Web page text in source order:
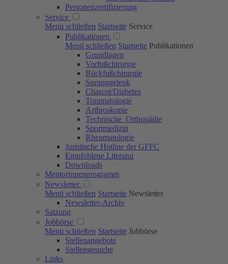
Personenzertifizierung
Service
Menü schließen Startseite Service
Publikationen
Menü schließen Startseite Publikationen
Grundlagen
Vorfußchirurgie
Rückfußchirurgie
Sprunggelenk
Charcot/Diabetes
Traumatologie
Arthroskopie
Technische Orthopädie
Sportmedizin
Rheumatologie
Juristische Hotline der GFFC
Empfohlene Literatur
Downloads
Mentorinnenprogramm
Newsletter
Menü schließen Startseite Newsletter
Newsletter-Archiv
Satzung
Jobbörse
Menü schließen Startseite Jobbörse
Stellenangebote
Stellengesuche
Links